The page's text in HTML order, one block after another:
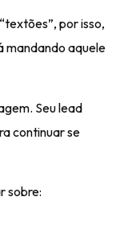
por isso,
mandando aquele
Seu lead
continuar se
sobre: